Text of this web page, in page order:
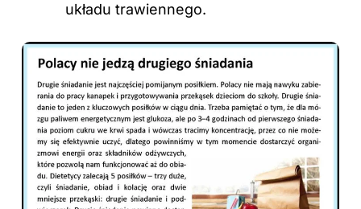
układu trawiennego.